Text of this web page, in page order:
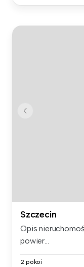
Szczecin
Opis
powier...
2 pokoi